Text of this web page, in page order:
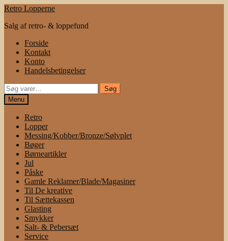
Spring
navigation
Spring
indhold
Retro Lopperne
Salg af retro- & loppefund
Forside
Kontakt
Konto
Handelsbetingelser
Søg
efter:
Søg
Menu
Retro
Lopper
Messing/Kobber/Bronze/Sølvplet
Bøger
Børneartikler
Jul
Påske
Gamle Reklamer/Blade/Magasiner
Til De kreative
Til Sættekassen
Glasting
Smykker
Salt- & Pebersæt
Service